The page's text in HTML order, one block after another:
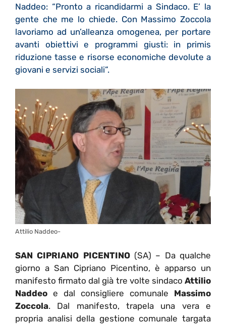
Naddeo: “Pronto a ricandidarmi a Sindaco. E’ la
gente che me lo chiede. Con Massimo Zoccola
lavoriamo ad un’alleanza omogenea, per portare
avanti obiettivi e programmi giusti: in primis
riduzione tasse e risorse economiche devolute a
giovani e servizi sociali”.
Attilio Naddeo-
SAN CIPRIANO PICENTINO(SA) – Da qualche
giorno a San Cipriano Picentino, è apparso un
manifesto firmato dal già tre volte sindaco Attilio
Naddeo e dal consigliere comunale Massimo
Zoccola. Dal manifesto, trapela una vera e
propria analisi della gestione comunale targata